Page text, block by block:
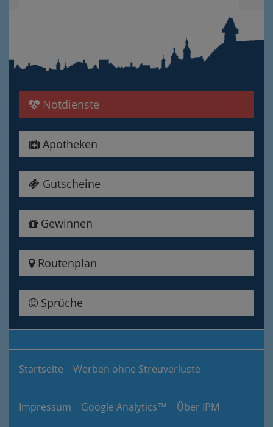
Notdienste
Apotheken
Gutscheine
Gewinnen
Routenplan
Sprüche
Startseite Werben ohne Streuverluste
Impressum Google Analytics™ Über IPM